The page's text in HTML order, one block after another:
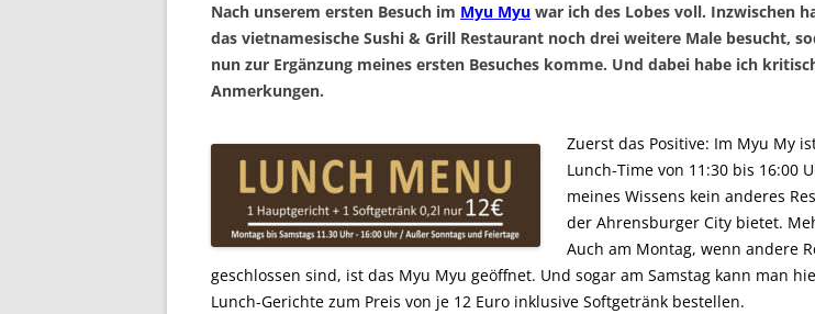
Nach unserem ersten Besuch im Myu Myu war ich des Lobes voll. Inzwischen
das vietnamesische Sushi & Grill Restaurant noch drei weitere Male besucht,
nun zur Ergänzung meines ersten Besuches komme. Und dabei habe ich
Anmerkungen.
Zuerst das Positive: Im Myu My
Lunch-Time von 11:30 bis 16:00
meines Wissens kein anderes
der Ahrensburger City bietet.
Auch am Montag, wenn andere
geschlossen sind, ist das Myu Myu geöffnet. Und sogar am Samstag kann man
Lunch-Gerichte zum Preis von je 12 Euro inklusive Softgetränk bestellen.